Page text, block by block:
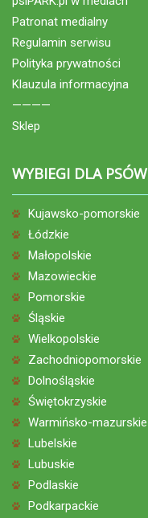
Patronat medialny
Regulamin serwisu
Polityka prywatności
Klauzula informacyjna
————
Sklep
WYBIEGI DLA PSÓW
Kujawsko-pomorskie
Łódzkie
Małopolskie
Mazowieckie
Pomorskie
Śląskie
Wielkopolskie
Zachodniopomorskie
Dolnośląskie
Świętokrzyskie
Warmińsko-mazurskie
Lubelskie
Lubuskie
Podlaskie
Podkarpackie